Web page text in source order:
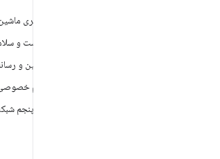
یادگیری
بهداشت و
دوربین و
حریم
نسل پنجم